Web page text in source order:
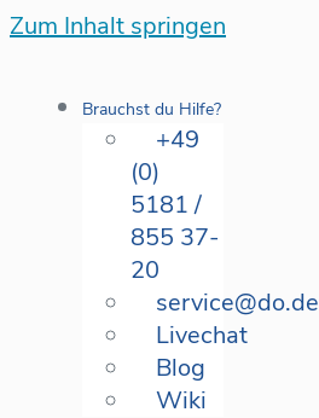
Zum Inhalt springen
Brauchst du Hilfe?
+49
(0)
5181 /
855 37-
20
service@do.de
Livechat
Blog
Wiki